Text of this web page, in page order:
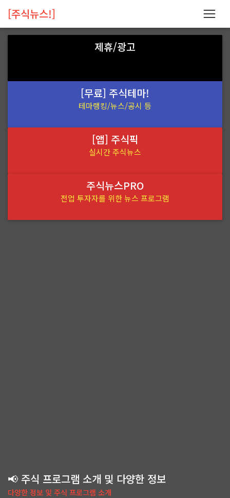
[주식뉴스!]
제휴/광고
[무료] 주식테마!
테마랭킹/뉴스/공시 등
[앱] 주식픽
실시간 주식뉴스
주식뉴스PRO
전업 투자자를 위한 뉴스 프로그램
📢 주식 프로그램 소개 및 다양한 정보
다양한 정보 및 주식 프로그램 소개